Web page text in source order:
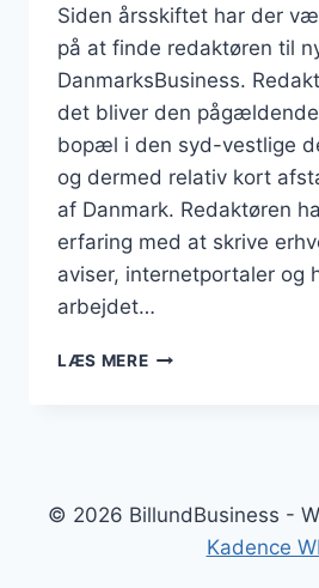
Siden årsskiftet har der
på at finde redaktøren til
DanmarksBusiness.
det bliver den
bopæl i den syd-vestlige
og dermed relativ kort
af Danmark. Redaktøren
erfaring med at skrive
aviser, internetportaler og
arbejdet…
LÆS MERE
TIL
© 2026 BillundBusiness -
Kadence